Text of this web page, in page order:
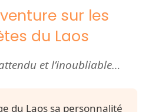
sur les
du Laos
et l’inoubliable…
du Laos sa personnalité